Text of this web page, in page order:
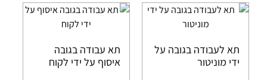
תא לעבודה בגובה על
ידי מוניטור
תא עבודה בגובה
איסוף על ידי לקוח